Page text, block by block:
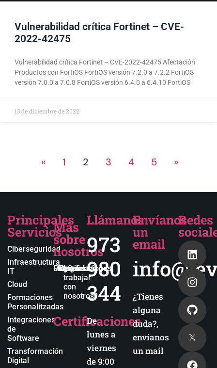
Vulnerabilidad crítica Fortinet – CVE-
2022-42475
Vulnerabilidad crítica Fortinet – CVE-2022-42475 Afectación
Productos con FortiOS FortiOS versión 7.2.0 a 7.2.2 FortiOS
versión 7.0.0 a 7.0.8 FortiOS versión 6.4.0 a 6.4.10 FortiOS
13 de diciembre de 2022
« 1 2 3 4 5 »
Principales
Servicios
Ciberseguridad
Infraestructura
IT
Cloud
Formaciones
Personalitzadas
Integraciones
de
Software
Transformación
Digital
Más
sobre
nosotros
Empresa
Actualidad
Blog
Certificaciones
¿Quieres
trabajar
con
nosotros?
Certificaciones
Llámanos
973
980
344
De
lunes a
viernes
de 9:00
Envíanos
un
email
¿Tienes
alguna
duda?,
envíanos
un mail
Redes